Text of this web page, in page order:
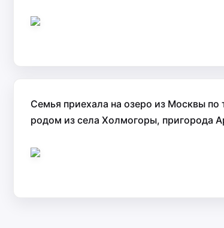
Семья приехала на озеро из Москвы по
родом из села Холмогоры, пригорода